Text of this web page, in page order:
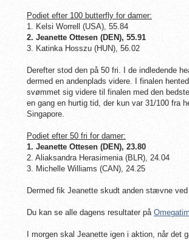
Podiet efter 100 butterfly for damer:
1. Kelsi Worrell (USA), 55.84
2. Jeanette Ottesen (DEN), 55.91
3. Katinka Hosszu (HUN), 56.02
Derefter stod den på 50 fri. I de indledende
dermed en andenplads videre. I finalen
svømmet sig videre til finalen med den
en gang en hurtig tid, der kun var 31/100 fra
Singapore.
Podiet efter 50 fri for damer:
1. Jeanette Ottesen (DEN), 23.80
2. Aliaksandra Herasimenia (BLR), 24.04
3. Michelle Williams (CAN), 24.25
Dermed fik Jeanette skudt anden stævne
Du kan se alle dagens resultater på
I morgen skal Jeanette igen i aktion, når